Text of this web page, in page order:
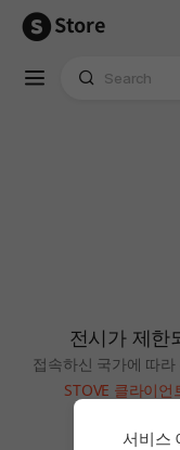
Store
전시가 제한
접속하신 국가에 따
STOVE 클라이언
서비스